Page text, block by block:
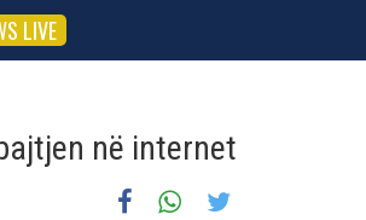
LIVE
në internet